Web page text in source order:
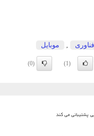
فناوری موبایل
(1)
(0)
پشتیبانی می کند